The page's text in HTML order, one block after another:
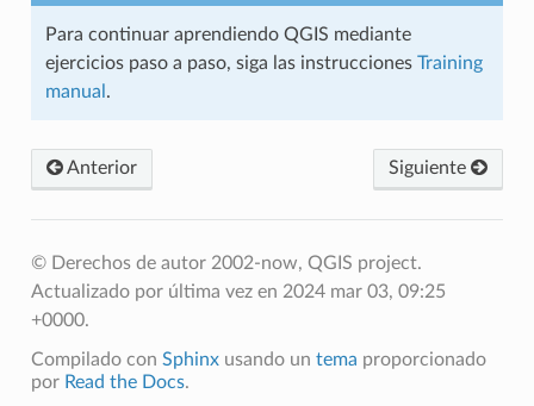
Para continuar aprendiendo QGIS mediante
ejercicios paso a paso, siga las instrucciones Training
manual .
Anterior Siguiente
© Derechos de autor 2002-now, QGIS project.
Actualizado por última vez en 2024 mar 03, 09:25
+0000.
Compilado con Sphinxusando un tema proporcionado
por Read the Docs.